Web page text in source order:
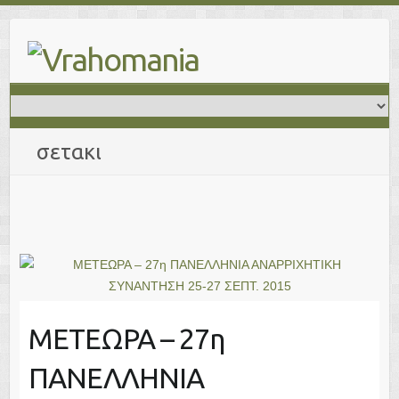
content
σετακι
ΜΕΤΕΩΡΑ – 27η
ΠΑΝΕΛΛΗΝΙΑ